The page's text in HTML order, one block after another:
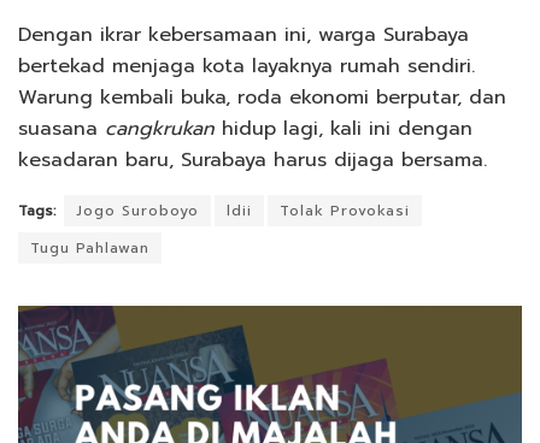
Dengan ikrar kebersamaan ini, warga Surabaya
bertekad menjaga kota layaknya rumah sendiri.
Warung kembali buka, roda ekonomi berputar, dan
suasana cangkrukan hidup lagi, kali ini dengan
kesadaran baru, Surabaya harus dijaga bersama.
Tags: Jogo Suroboyo ldii
Tolak Provokasi
Tugu Pahlawan